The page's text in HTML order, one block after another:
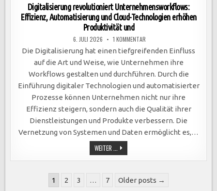
in
Digitalisierung revolutioniert Unternehmensworkflows:
Effizienz, Automatisierung und Cloud-Technologien erhöhen
Produktivität und
6. JULI 2026 1 KOMMENTARZU
DIGITALISIERUNG
REVOLUTIONIERT
UNTERNEHMENSWORKFLOWS:
EFFIZIENZ,
AUTOMATISIERUNG
UND
CLOUD-
TECHNOLOGIEN
ERHÖHEN
PRODUKTIVITÄT
UND
Die Digitalisierung hat einen tiefgreifenden Einfluss
auf die Art und Weise, wie Unternehmen ihre
Workflows gestalten und durchführen. Durch die
Einführung digitaler Technologien und automatisierter
Prozesse können Unternehmen nicht nur ihre
Effizienz steigern, sondern auch die Qualität ihrer
Dienstleistungen und Produkte verbessern. Die
Vernetzung von Systemen und Daten ermöglicht es,…
WEITER ... DIGITALISIERUNG
REVOLUTIONIERT
UNTERNEHMENSWORKFLOWS:
UND
CLOUD-
Seitennummerierung
1 2 3 … 7 Older posts →